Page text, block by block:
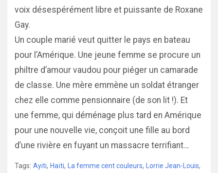
voix désespérément libre et puissante de Roxane
Gay.
Un couple marié veut quitter le pays en bateau
pour l’Amérique. Une jeune femme se procure un
philtre d’amour vaudou pour piéger un camarade
de classe. Une mère emmène un soldat étranger
chez elle comme pensionnaire (de son lit !). Et
une femme, qui déménage plus tard en Amérique
pour une nouvelle vie, conçoit une fille au bord
d’une rivière en fuyant un massacre terrifiant…
Tags: Ayiti, Haïti, La femme cent couleurs, Lorrie Jean-Louis,